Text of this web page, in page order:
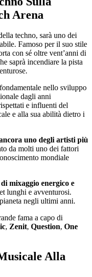
Arena
techno, sarà uno dei
Famoso per il suo stile
con sé oltre vent’anni di
saprà incendiare la pista
nello sviluppo
dagli anni
e influenti del
e alla sua abilità dietro i
uno degli artisti più
da molti uno dei fattori
mondiale
mixaggio energico e
lunghi e avventurosi.
negli ultimi anni.
fama a capo di
, Zenit, Question, One
Alla